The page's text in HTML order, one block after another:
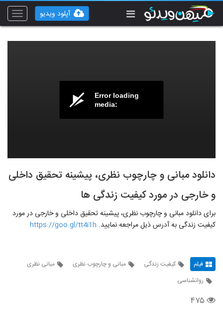
Toggle
آپلود ویدیو
Error loading
media:
دانلود مبانی و چارچوب نظری، پیشینه تحقیق داخلی
و خارجی در مورد کیفیت زندگی ها
برای دانلود مبانی و چارچوب نظری، پیشینه تحقیق داخلی و خارجی در مورد
کیفیت زندگی به آدرس ذیل مراجعه نمایید. https://goo.gl/tt4i1h
فیلم کیفیت زندگی مبانی و چارچوب نظری
مبانی نظری
روانشناسی
۴۷۵